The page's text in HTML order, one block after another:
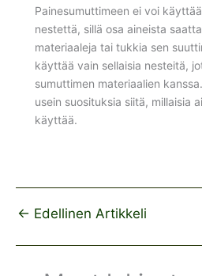
Painesumuttimeen ei voi
nestettä, sillä osa aineista
materiaaleja tai tukkia sen
käyttää vain sellaisia nesteitä,
sumuttimen materiaalien
usein suosituksia siitä, millaisia
käyttää.
← Edellinen Artikkeli